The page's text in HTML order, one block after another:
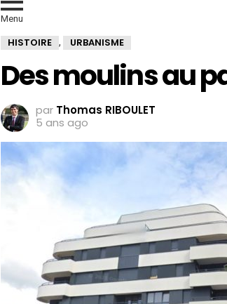
Menu
HISTOIRE , URBANISME
Des moulins au
par Thomas RIBOULET
5 ans ago